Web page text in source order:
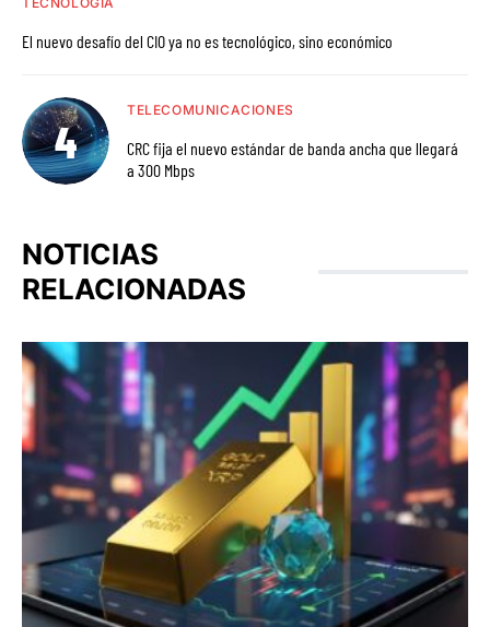
El nuevo desafío del CIO ya no es tecnológico, sino económico
TELECOMUNICACIONES
CRC fija el nuevo estándar de banda ancha que llegará
a 300 Mbps
NOTICIAS
RELACIONADAS